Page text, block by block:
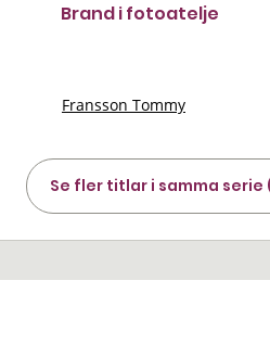
Brand i fotoatelje
Fransson Tommy
Se fler titlar i samma serie